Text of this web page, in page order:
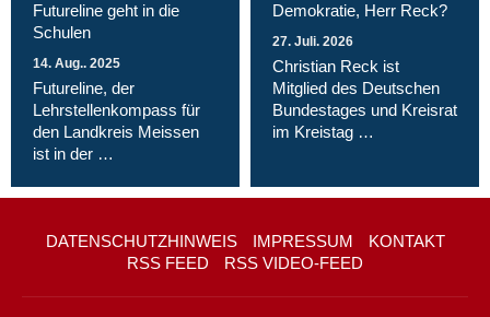
Futureline geht in die
Schulen
14. Aug.. 2025
Futureline, der
Lehrstellenkompass für
den Landkreis Meissen
ist in der …
Demokratie, Herr Reck?
27. Juli. 2026
Christian Reck ist
Mitglied des Deutschen
Bundestages und Kreisrat
im Kreistag …
DATENSCHUTZHINWEIS IMPRESSUM
KONTAKT
RSS FEED
RSS VIDEO-FEED